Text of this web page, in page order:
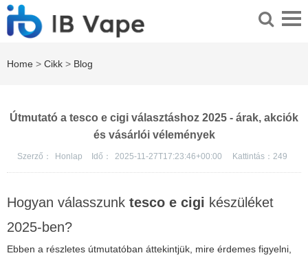
Home > Cikk > Blog
Útmutató a tesco e cigi választáshoz 2025 - árak, akciók
és vásárlói vélemények
Szerző： Honlap Idő： 2025-11-27T17:23:46+00:00 Kattintás： 249
Hogyan válasszunk tesco e cigi készüléket
2025-ben?
Ebben a részletes útmutatóban áttekintjük, mire érdemes figyelni,